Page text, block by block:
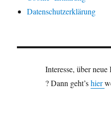
Datenschutzerklärung
Interesse, über
? Dann geht’shier